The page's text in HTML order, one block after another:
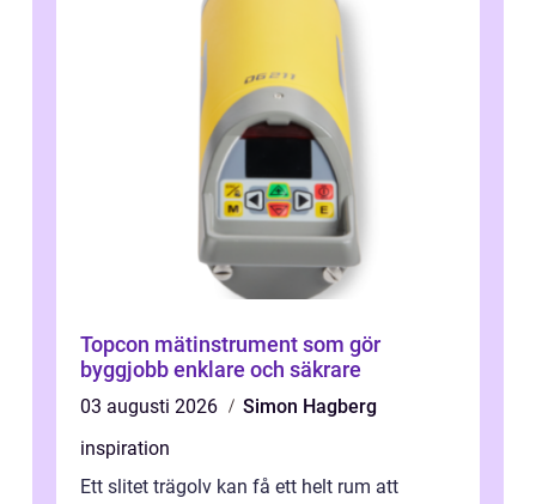
Topcon mätinstrument som gör
byggjobb enklare och säkrare
03 augusti 2026
Simon Hagberg
inspiration
Ett slitet trägolv kan få ett helt rum att